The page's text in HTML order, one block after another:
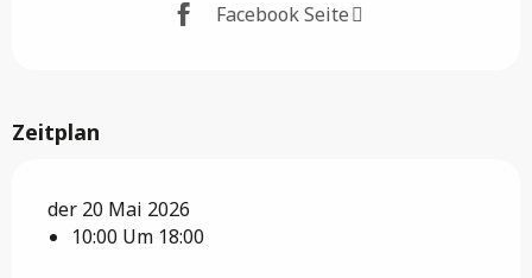
Facebook Seite
Zeitplan
der 20 Mai 2026
10:00 Um 18:00